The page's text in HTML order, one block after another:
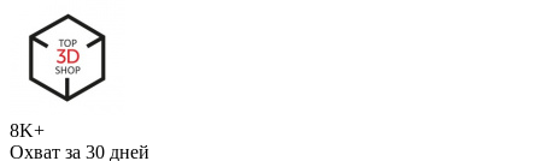
8K+
Охват за 30 дней